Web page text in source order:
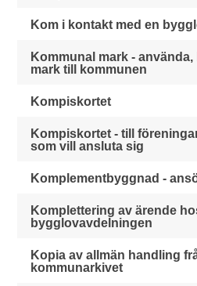
Kom i kontakt med en
Kommunal mark -
mark till kommunen
Kompiskortet
Kompiskortet - till
som vill ansluta sig
Komplementbyggnad -
Komplettering av ärende
bygglovavdelningen
Kopia av allmän handling
kommunarkivet